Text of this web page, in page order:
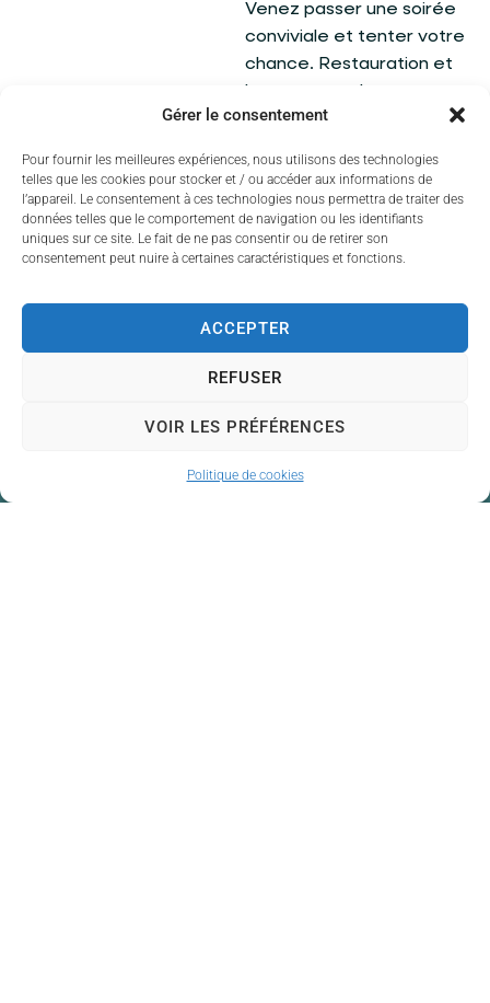
Gérer le consentement
Pour fournir les meilleures expériences, nous utilisons des technologies
telles que les cookies pour stocker et / ou accéder aux informations de
l’appareil. Le consentement à ces technologies nous permettra de traiter des
données telles que le comportement de navigation ou les identifiants
uniques sur ce site. Le fait de ne pas consentir ou de retirer son
consentement peut nuire à certaines caractéristiques et fonctions.
ACCEPTER
REFUSER
VOIR LES PRÉFÉRENCES
Politique de cookies
Venez passer une soirée
conviviale et tenter votre
chance. Restauration et